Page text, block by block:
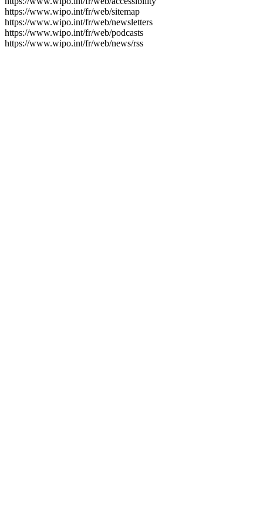
https://www.wipo.int/fr/web/sitemap
https://www.wipo.int/fr/web/newsletters
https://www.wipo.int/fr/web/podcasts
https://www.wipo.int/fr/web/news/rss